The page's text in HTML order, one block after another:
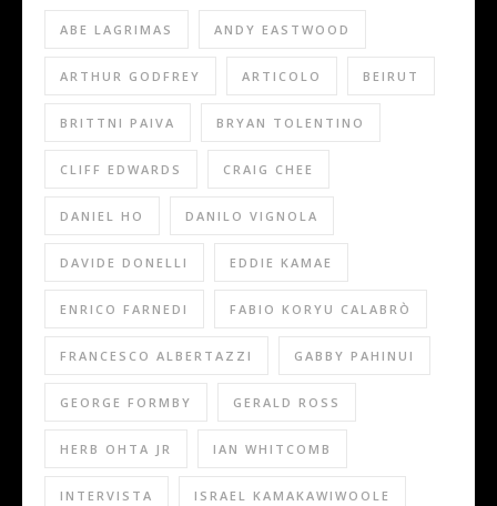
ABE LAGRIMAS ANDY EASTWOOD
ARTHUR GODFREY ARTICOLO BEIRUT
BRITTNI PAIVA BRYAN TOLENTINO
CLIFF EDWARDS CRAIG CHEE
DANIEL HO DANILO VIGNOLA
DAVIDE DONELLI EDDIE KAMAE
ENRICO FARNEDI FABIO KORYU CALABRÒ
FRANCESCO ALBERTAZZI GABBY PAHINUI
GEORGE FORMBY GERALD ROSS
HERB OHTA JR IAN WHITCOMB
INTERVISTA ISRAEL KAMAKAWIWOOLE